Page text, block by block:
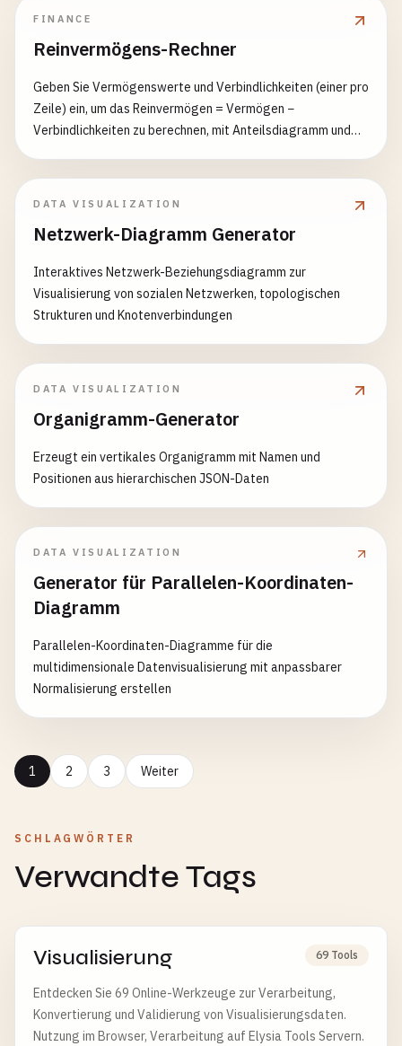
FINANCE
Reinvermögens-Rechner
Geben Sie Vermögenswerte und Verbindlichkeiten (einer pro
Zeile) ein, um das Reinvermögen = Vermögen −
Verbindlichkeiten zu berechnen, mit Anteilsdiagramm und
DATA VISUALIZATION
Netzwerk-Diagramm Generator
Interaktives Netzwerk-Beziehungsdiagramm zur
Visualisierung von sozialen Netzwerken, topologischen
Strukturen und Knotenverbindungen
DATA VISUALIZATION
Organigramm-Generator
Erzeugt ein vertikales Organigramm mit Namen und
Positionen aus hierarchischen JSON-Daten
DATA VISUALIZATION
Generator für Parallelen-Koordinaten-
Diagramm
Parallelen-Koordinaten-Diagramme für die
multidimensionale Datenvisualisierung mit anpassbarer
Normalisierung erstellen
1 2 3 Weiter
SCHLAGWÖRTER
Verwandte Tags
Visualisierung 69 Tools
Entdecken Sie 69 Online-Werkzeuge zur Verarbeitung,
Konvertierung und Validierung von Visualisierungsdaten.
Nutzung im Browser, Verarbeitung auf Elysia Tools Servern.